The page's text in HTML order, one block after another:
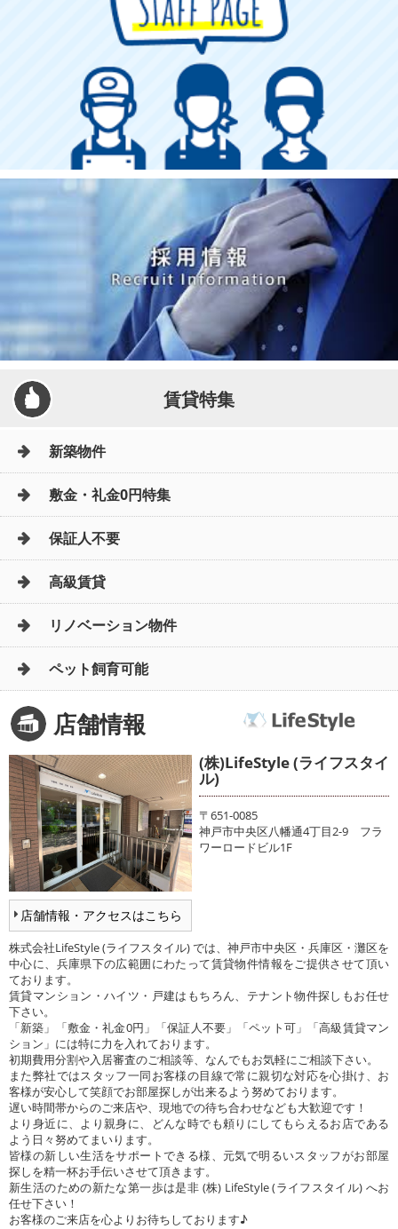
賃貸特集
新築物件
敷金・礼金0円特集
保証人不要
高級賃貸
リノベーション物件
ペット飼育可能
店舗情報
店舗情報・アクセスはこちら
(株)LifeStyle (ライフスタイ
ル)
〒651-0085
神戸市中央区八幡通4丁目2-9 フラ
ワーロードビル1F
株式会社LifeStyle (ライフスタイル) では、神戸市中央区・兵庫区・灘区を
中心に、兵庫県下の広範囲にわたって賃貸物件情報をご提供させて頂い
ております。
賃貸マンション・ハイツ・戸建はもちろん、テナント物件探しもお任せ
下さい。
「新築」「敷金・礼金0円」「保証人不要」「ペット可」「高級賃貸マン
ション」には特に力を入れております。
初期費用分割や入居審査のご相談等、なんでもお気軽にご相談下さい。
また弊社ではスタッフ一同お客様の目線で常に親切な対応を心掛け、お
客様が安心して笑顔でお部屋探しが出来るよう努めております。
遅い時間帯からのご来店や、現地での待ち合わせなども大歓迎です！
より身近に、より親身に、どんな時でも頼りにしてもらえるお店である
よう日々努めてまいります。
皆様の新しい生活をサポートできる様、元気で明るいスタッフがお部屋
探しを精一杯お手伝いさせて頂きます。
新生活のための新たな第一歩は是非 (株) LifeStyle (ライフスタイル) へお
任せ下さい！
お客様のご来店を心よりお待ちしております♪